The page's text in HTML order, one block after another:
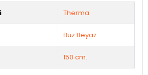
Therma
Buz Beyaz
150 cm.